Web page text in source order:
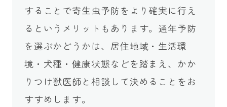
することで寄生虫予防をより確実に行え
るというメリットもあります。通年予防
を選ぶかどうかは、居住地域・生活環
境・犬種・健康状態などを踏まえ、かか
りつけ獣医師と相談して決めることをお
すすめします。